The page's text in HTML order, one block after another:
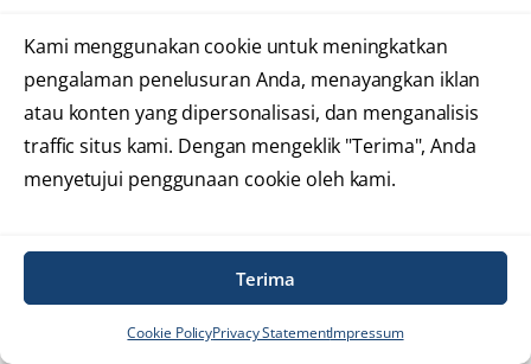
Kami menggunakan cookie untuk meningkatkan
pengalaman penelusuran Anda, menayangkan iklan
atau konten yang dipersonalisasi, dan menganalisis
traffic situs kami. Dengan mengeklik "Terima", Anda
menyetujui penggunaan cookie oleh kami.
Terima
Cookie PolicyPrivacy StatementImpressum